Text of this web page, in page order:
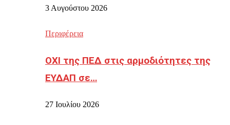
3 Αυγούστου 2026
Περιφέρεια
ΟΧΙ της ΠΕΔ στις αρμοδιότητες της
ΕΥΔΑΠ σε…
27 Ιουλίου 2026